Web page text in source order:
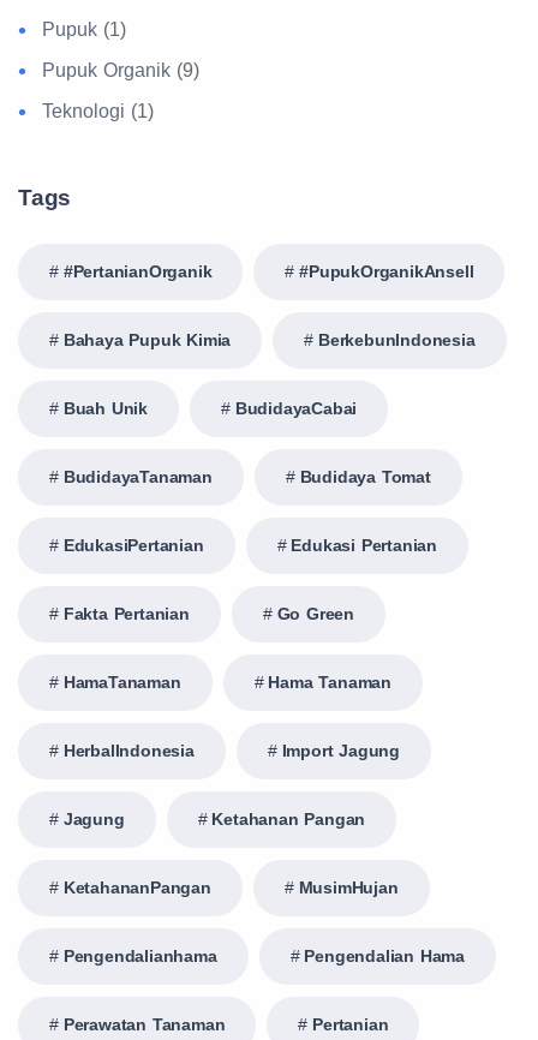
Pupuk (1)
Pupuk Organik (9)
Teknologi (1)
Tags
#PertanianOrganik #PupukOrganikAnsell
Bahaya Pupuk Kimia BerkebunIndonesia
Buah Unik BudidayaCabai
BudidayaTanaman Budidaya Tomat
EdukasiPertanian Edukasi Pertanian
Fakta Pertanian Go Green
HamaTanaman Hama Tanaman
HerbalIndonesia Import Jagung
Jagung Ketahanan Pangan
KetahananPangan MusimHujan
Pengendalianhama Pengendalian Hama
Perawatan Tanaman Pertanian